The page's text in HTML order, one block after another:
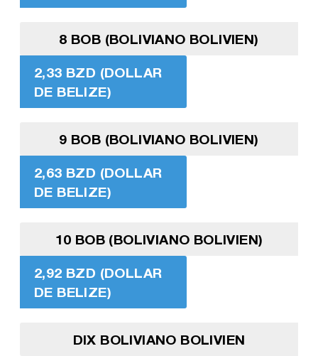
8 BOB (BOLIVIANO BOLIVIEN)
2,33 BZD (DOLLAR
DE BELIZE)
9 BOB (BOLIVIANO BOLIVIEN)
2,63 BZD (DOLLAR
DE BELIZE)
10 BOB (BOLIVIANO BOLIVIEN)
2,92 BZD (DOLLAR
DE BELIZE)
DIX BOLIVIANO BOLIVIEN